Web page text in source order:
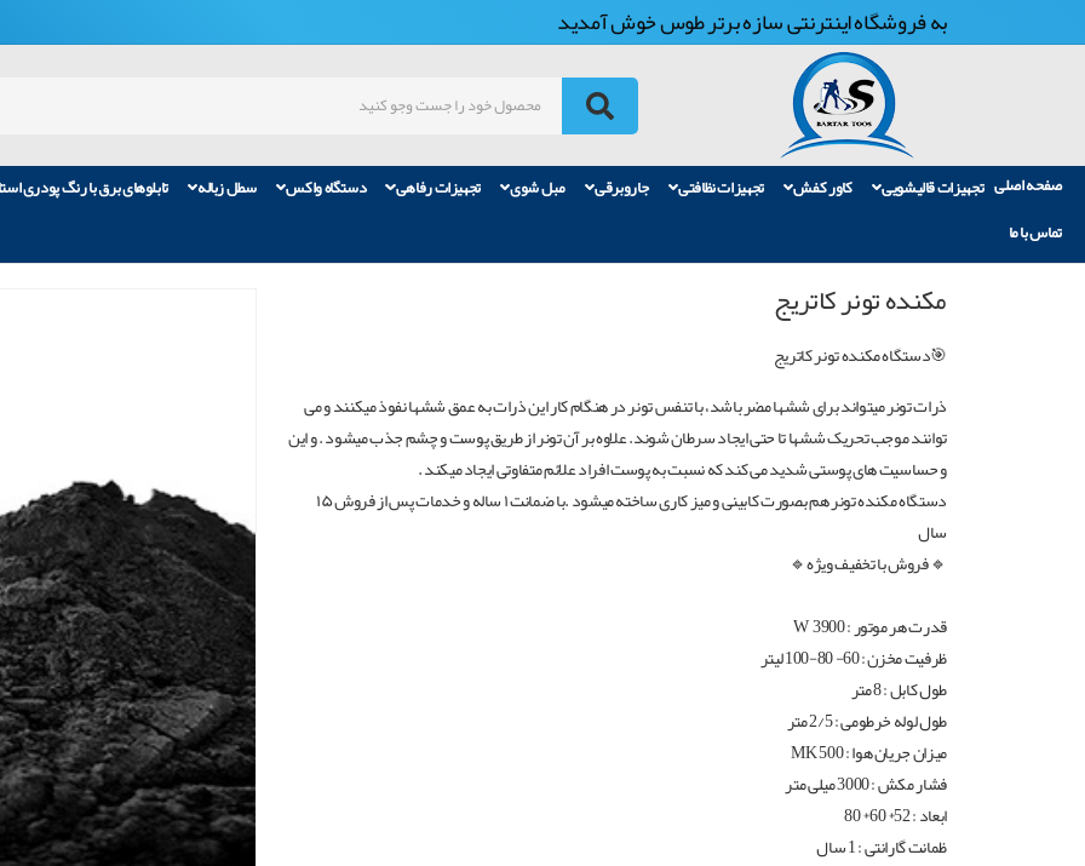
به فروشگاه اینترنتی سازه برتر طوس خوش آمدید
صفحه اصلی تجهیزات قالیشویی کاور کفش تجهیزات نظافتی جاروبرقی مبل شوی تجهیزات رفاهی دستگاه واکس سطل زباله تابلوهای برق با رنگ پودری
تماس با ما
مکنده تونر کاتریج
🎯دستگاه مکنده تونر کاتریج
ذرات تونر میتواند برای ششها مضر باشد، با تنفس تونر در هنگام کار این ذرات به عمق ششها نفوذ میکنند و می
توانند موجب تحریک ششها تا حتی ایجاد سرطان شوند. علاوه بر آن تونر از طریق پوست و چشم جذب میشود . و این
و حساسیت های پوستی شدید می کند که نسبت به پوست افراد علائم متفاوتی ایجاد میکند .
دستگاه مکنده تونر هم بصورت کابینی و میز کاری ساخته میشود .با ضمانت ۱ ساله و خدمات پس از فروش ۱۵
سال
🔹‌ فروش با تخفیف ویژه🔹
قدرت هر موتور : 3900 W
ظرفیت مخزن : 60- 80-100 لیتر
طول کابل : 8 متر
طول لوله خرطومی : 2/5 متر
میزان جریان هوا : 500 MK
فشار مکش : 3000 میلی متر
ابعاد : 52* 60* 80
ظمانت گارانتی : 1 سال